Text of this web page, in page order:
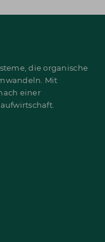
die organische
Mit
einer